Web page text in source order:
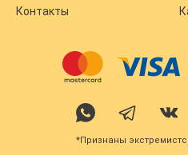
Контакты
*Признаны